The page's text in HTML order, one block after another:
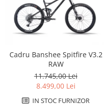
Cadru Banshee Spitfire V3.2
RAW
11.745,00 Lei
8.499,00 Lei
IN STOC FURNIZOR